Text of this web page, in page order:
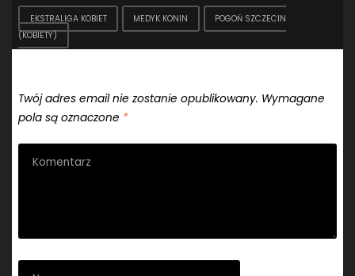
EKSTRALIGA KOBIET MEDYK KONIN
POGOŃ SZCZECIN
(KOBIETY)
Twój adres email nie zostanie opublikowany. Wymagane
pola są oznaczone *